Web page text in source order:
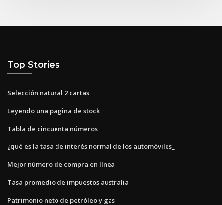
Top Stories
Selección natural 2 cartas
Leyendo una pagina de stock
Tabla de cincuenta números
¿qué es la tasa de interés normal de los automóviles_
Mejor número de compra en línea
Tasa promedio de impuestos australia
Patrimonio neto de petróleo y gas